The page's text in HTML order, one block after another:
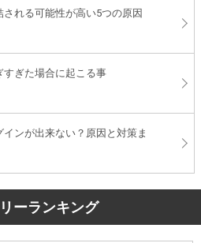
れる可能性が高い5つの原因
すぎた場合に起こる事
ンが出来ない？原因と対策ま
ーランキング